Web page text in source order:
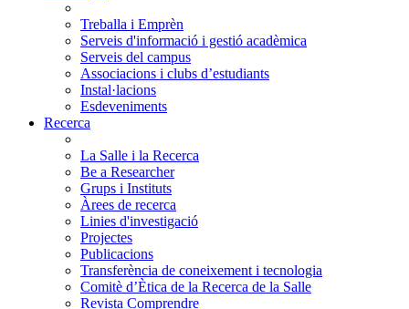
Treballa i Emprèn
Serveis d'informació i gestió acadèmica
Serveis del campus
Associacions i clubs d’estudiants
Instal·lacions
Esdeveniments
Recerca
La Salle i la Recerca
Be a Researcher
Grups i Instituts
Àrees de recerca
Linies d'investigació
Projectes
Publicacions
Transferència de coneixement i tecnologia
Comitè d’Ètica de la Recerca de la Salle
Revista Comprendre